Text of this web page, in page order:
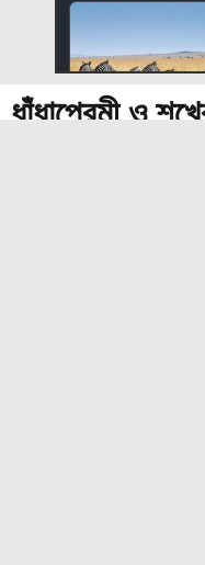
ধাঁধাপ্রেমী ও